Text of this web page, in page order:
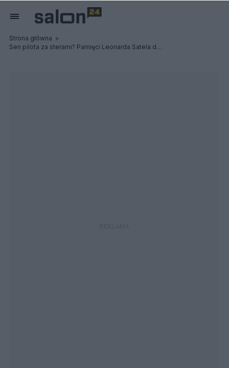
Strona główna
Sen pilota za sterami? Pamięci Leonarda Satela dedykuję.